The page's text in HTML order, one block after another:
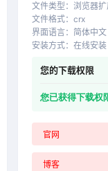
文件类型 ： 浏览器
文件格式： crx
界面语言： 简体中文
安装方式： 在线安装
您的下载权限
您已获得下载权
官网
博客